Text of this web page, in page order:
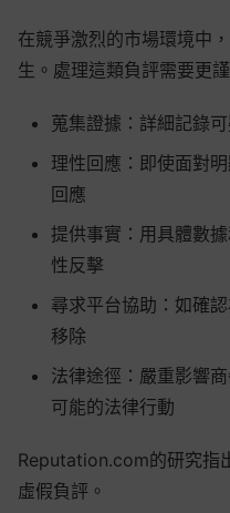
在競爭激烈的市場環境中
生。處理這類負評需要更
蒐集證據：詳細記錄
理性回應：即使面對
回應
提供事實：用具體數
性反擊
尋求平台協助：如確
移除
法律途徑：嚴重影響
可能的法律行動
Reputation.com的研究指
虛假負評。